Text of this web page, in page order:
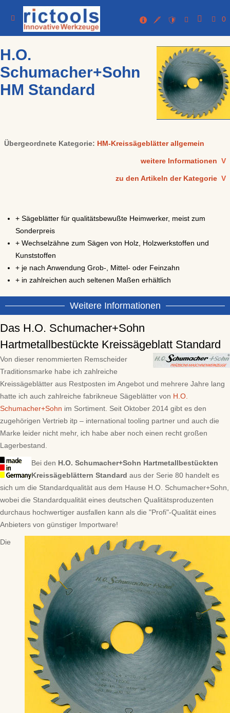
0
H.O.
Schumacher+Sohn
HM Standard
Übergeordnete Kategorie: HM-Kreissägeblätter allgemein
weitere Informationen V
zu den Artikeln der Kategorie V
+ Sägeblätter für qualitätsbewußte Heimwerker, meist zum
Sonderpreis
+ Wechselzähne zum Sägen von Holz, Holzwerkstoffen und
Kunststoffen
+ je nach Anwendung Grob-, Mittel- oder Feinzahn
+ in zahlreichen auch seltenen Maßen erhältlich
Weitere Informationen
Das H.O. Schumacher+Sohn
Hartmetallbestückte Kreissägeblatt Standard
Von dieser renommierten Remscheider
Traditionsmarke habe ich zahlreiche
Kreissägeblätter aus Restposten im Angebot und mehrere Jahre lang
hatte ich auch zahlreiche fabrikneue Sägeblätter von H.O.
Schumacher+Sohn im Sortiment. Seit Oktober 2014 gibt es den
zugehörigen Vertrieb itp – international tooling partner und auch die
Marke leider nicht mehr, ich habe aber noch einen recht großen
Lagerbestand.
Bei den H.O. Schumacher+Sohn Hartmetallbestückten
Kreissägeblättern Standard aus der Serie 80 handelt es
sich um die Standardqualität aus dem Hause H.O. Schumacher+Sohn,
wobei die Standardqualität eines deutschen Qualitätsproduzenten
durchaus hochwertiger ausfallen kann als die "Profi"-Qualität eines
Anbieters von günstiger Importware!
Die